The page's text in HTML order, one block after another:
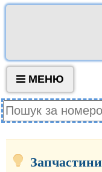
МЕНЮ